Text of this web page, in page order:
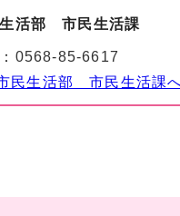
活部 市民生活課
0568-85-6617
民生活部 市民生活課へ